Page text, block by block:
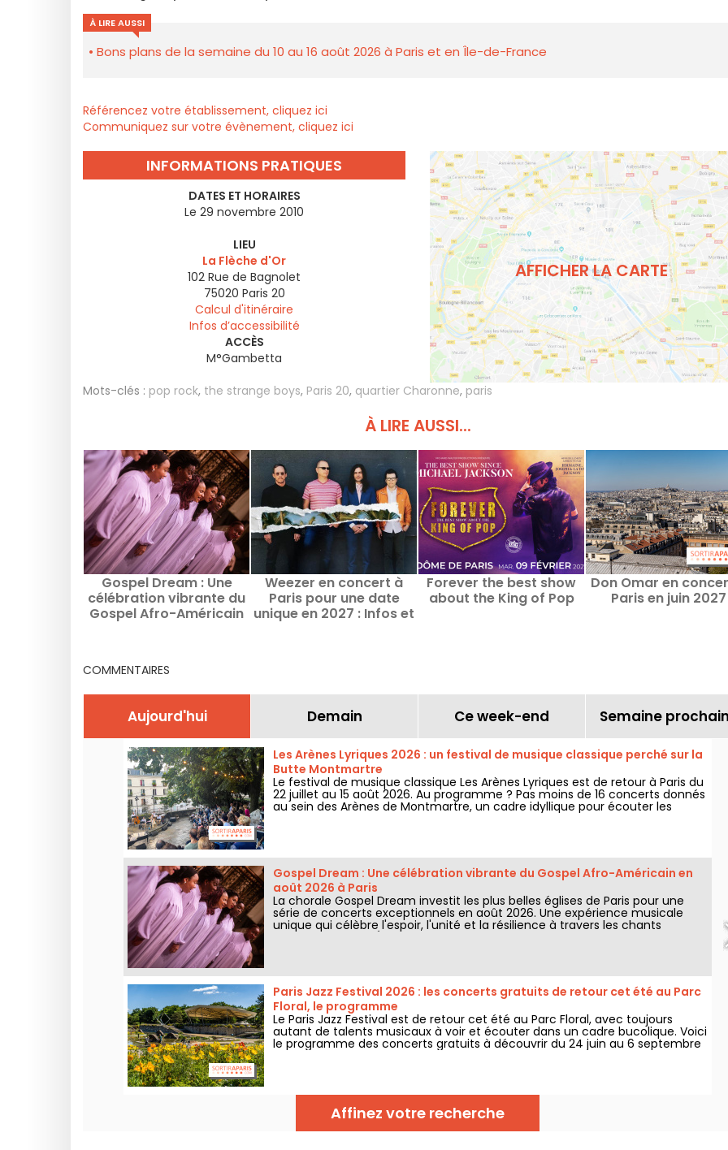
À LIRE AUSSI
Bons plans de la semaine du 10 au 16 août 2026 à Paris et en Île-de-France
Référencez votre établissement, cliquez ici
Communiquez sur votre évènement, cliquez ici
INFORMATIONS PRATIQUES
DATES ET HORAIRES
Le 29 novembre 2010
LIEU
La Flèche d'Or
102 Rue de Bagnolet
75020 Paris 20
Calcul d'itinéraire
Infos d’accessibilité
ACCÈS
M°Gambetta
AFFICHER LA CARTE
Mots-clés : pop rock, the strange boys, Paris 20, quartier Charonne, paris
À LIRE AUSSI...
Gospel Dream : Une
célébration vibrante du
Gospel Afro-Américain
Weezer en concert à
Paris pour une date
unique en 2027 : Infos et
Forever the best show
about the King of Pop
Don Omar en
Paris en juin 2027
COMMENTAIRES
Aujourd'hui Demain Ce week-end Semaine
Les Arènes Lyriques 2026 : un festival de musique classique perché sur la
Butte Montmartre
Le festival de musique classique Les Arènes Lyriques est de retour à Paris du
22 juillet au 15 août 2026. Au programme ? Pas moins de 16 concerts donnés
au sein des Arènes de Montmartre, un cadre idyllique pour écouter les
Gospel Dream : Une célébration vibrante du Gospel Afro-Américain en
août 2026 à Paris
La chorale Gospel Dream investit les plus belles églises de Paris pour une
série de concerts exceptionnels en août 2026. Une expérience musicale
unique qui célèbre l'espoir, l'unité et la résilience à travers les chants
Paris Jazz Festival 2026 : les concerts gratuits de retour cet été au Parc
Floral, le programme
Le Paris Jazz Festival est de retour cet été au Parc Floral, avec toujours
autant de talents musicaux à voir et écouter dans un cadre bucolique. Voici
le programme des concerts gratuits à découvrir du 24 juin au 6 septembre
Affinez votre recherche